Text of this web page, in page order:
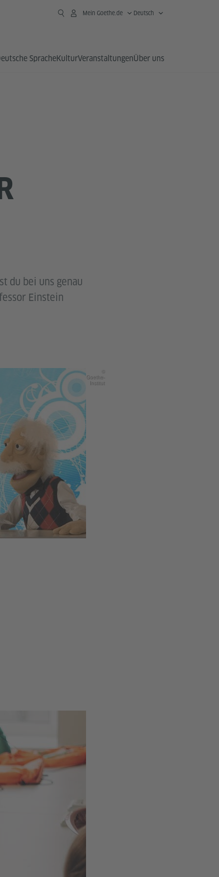
Mein Goethe.de Deutsch
SpracheKulturVeranstaltungenÜber uns
du bei uns genau
Einstein
Goethe-
Institut